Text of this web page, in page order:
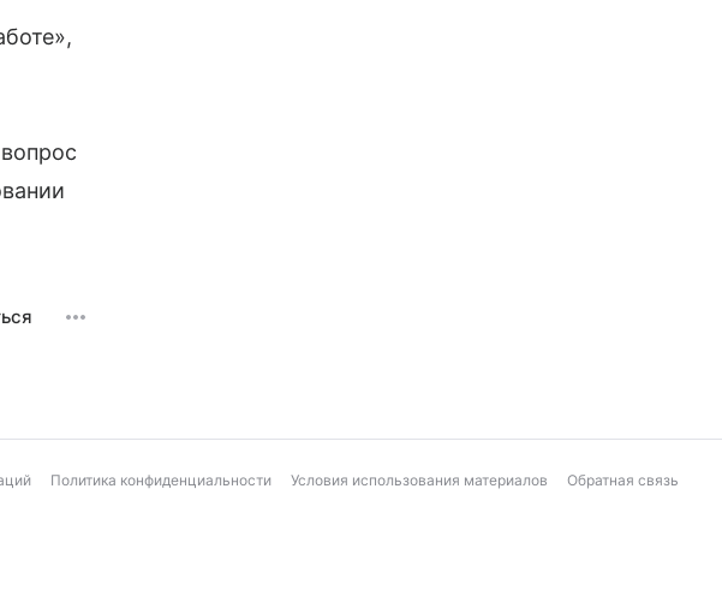
Политика конфиденциальности Условия использования материалов Обратная связь